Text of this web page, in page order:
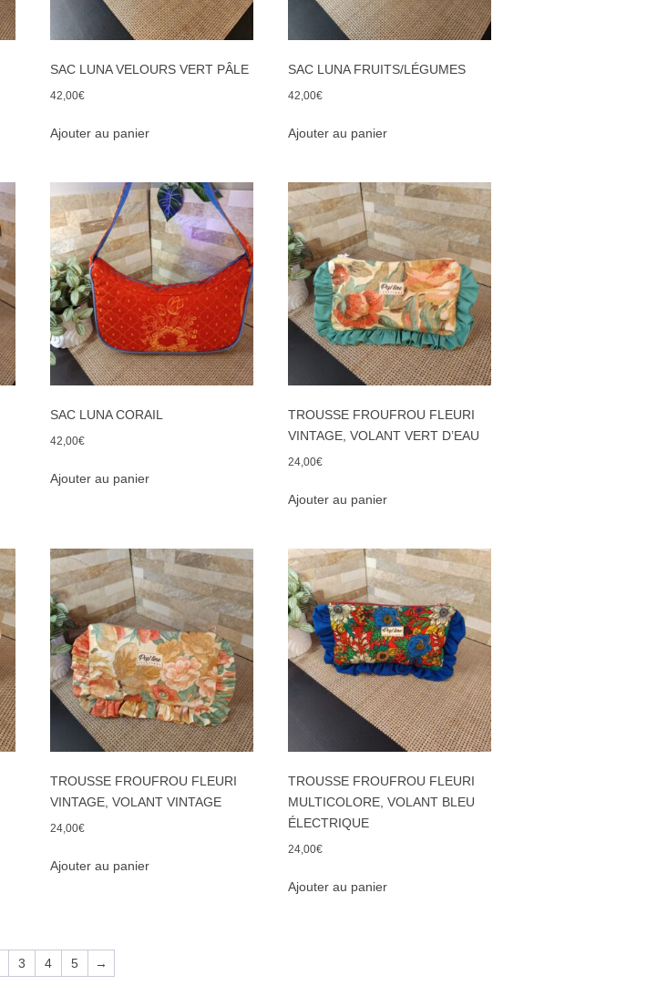
SAC LUNA VELOURS VERT PÂLE
42,00€
Ajouter au panier
SAC LUNA FRUITS/LÉGUMES
42,00€
Ajouter au panier
SAC LUNA CORAIL
42,00€
Ajouter au panier
TROUSSE FROUFROU FLEURI
VINTAGE, VOLANT VERT D’EAU
24,00€
Ajouter au panier
TROUSSE FROUFROU FLEURI
VINTAGE, VOLANT VINTAGE
24,00€
Ajouter au panier
TROUSSE FROUFROU FLEURI
MULTICOLORE, VOLANT BLEU
ÉLECTRIQUE
24,00€
Ajouter au panier
3 4 5 →